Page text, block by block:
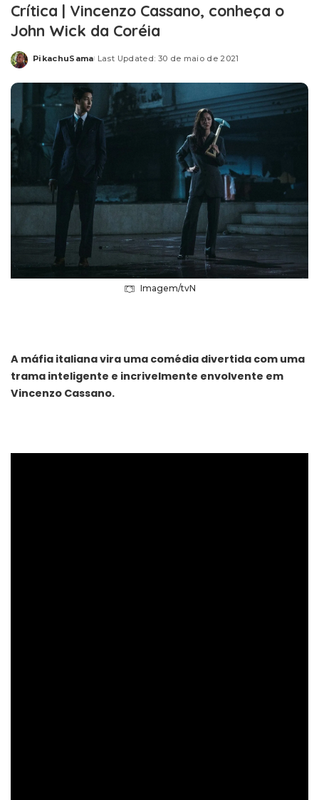
Crítica | Vincenzo Cassano, conheça o
John Wick da Coréia
Posted
PikachuSama Last Updated: 30 de maio de 2021
Imagem/tvN
A máfia italiana vira uma comédia divertida com uma
trama inteligente e incrivelmente envolvente em
Vincenzo Cassano.